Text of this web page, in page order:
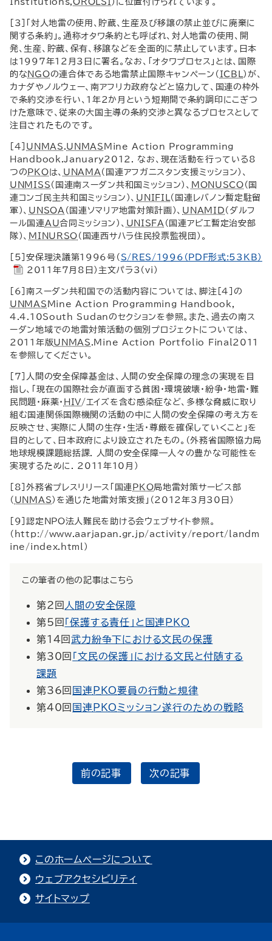
Institutions,OROLSI ）に位置付けられています。
[3]「対人地雷の使用、貯蔵、生産及び移譲の禁止並びに廃棄に
関する条約」。通称オタワ条約とも呼ばれ、対人地雷の使用、開
発、生産、貯蔵、保有、移譲などを全面的に禁止しています。日本
は1997年12月3日に署名。なお、「オタワプロセス」とは、国際
的な NGOの連合体である地雷禁止国際キャンペーン（ ICBL）が、
カナダやノルウェー、南アフリカ政府などと協力して、国連の枠外
で条約交渉を行い、1年2か月という短期間で条約調印にこぎつ
けた意味で、従来の大国主導の条約交渉と異なるプロセスとして
注目されたものです。
[4] UNMAS .UNMAS Mine Action Programming
Handbook .January2012. なお、現在活動を行っている8
つの PKOは、 UNAMA （国連アフガニスタン支援ミッション）、
UNMISS （国連南スーダン共和国ミッション）、 MONUSCO （国
連コンゴ民主共和国ミッション）、 UNIFIL（国連レバノン暫定駐留
軍）、 UNSOA （国連ソマリア地雷対策計画）、 UNAMID （ダルフ
ール国連AU合同ミッション）、 UNISFA （国連アビエ暫定治安部
隊）、 MINURSO （国連西サハラ住民投票監視団）。
[5]安保理決議第1996号（ S/ RES /1996（PDF形式:53KB）
2011年7月8日）主文パラ3（vi ）
[6]南スーダン共和国での活動内容については、脚注[4]の
UNMAS Mine Action Programming Handbook ,
4.4.10South Sudan のセクションを参照。また、過去の南ス
ーダン地域での地雷対策活動の個別プロジェクトについては、
2011年版UNMAS . Mine Action Portfolio Final 2011
を参照してください。
[7]人間の安全保障基金は、人間の安全保障の理念の実現を目
指し、「現在の国際社会が直面する貧困・環境破壊・紛争・地雷・難
民問題・麻薬・ HIV/エイズを含む感染症など、多様な脅威に取り
組む国連関係国際機関の活動の中に人間の安全保障の考え方を
反映させ、実際に人間の生存・生活・尊厳を確保していくこと」を
目的として、日本政府により設立されたもの。（外務省国際協力局
地球規模課題総括課. 人間の安全保障―人々の豊かな可能性を
実現するために. 2011年10月）
[8]外務省プレスリリース「国連 PKO局地雷対策サービス部
（ UNMAS ）を通じた地雷対策支援」（2012年3月30日）
[9]認定 NPO法人難民を助ける会ウェブサイト参照。
（ http://www.aarjapan . gr. jp/activity/report/ landm
ine / index. html ）
この筆者の他の記事はこちら
第2回 人間の安全保障
第5回
「保護する責任」と国連 PKO
第14回武力紛争下における文民の保護
第30回
「文民の保護」における文民と付随する
課題
第36回 国連 PKO要員の行動と規律
第40回 国連 PKOミッション遂行のための戦略
前の記事 次の記事
このホームページについて
ウェブアクセシビリティ
サイトマップ